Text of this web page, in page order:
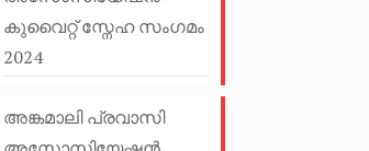
കുവൈറ്റ് സ്നേഹ സംഗമം
2024
അങ്കമാലി പ്രവാസി